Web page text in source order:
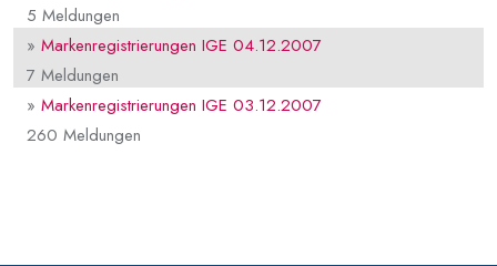
5 Meldungen
» Markenregistrierungen IGE 04.12.2007
7 Meldungen
» Markenregistrierungen IGE 03.12.2007
260 Meldungen